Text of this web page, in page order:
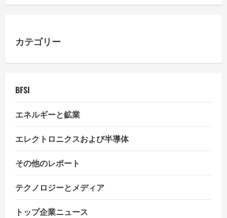
カテゴリー
BFSI
エネルギーと鉱業
エレクトロニクスおよび半導体
その他のレポート
テクノロジーとメディア
トップ企業ニュース